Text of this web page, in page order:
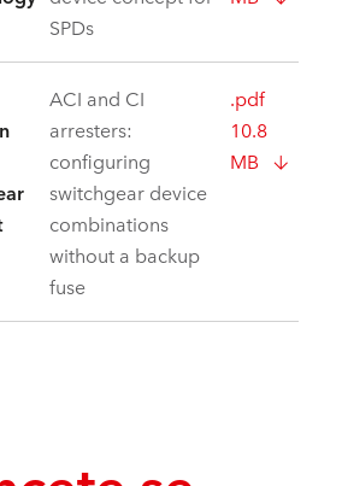
SPDs
ACI and CI
arresters:
configuring
switchgear device
combinations
without a backup
fuse
.pdf
10.8
MB